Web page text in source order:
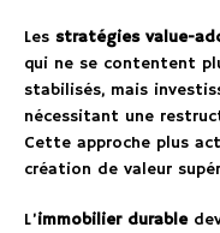
Les stratégies value-
qui ne se contentent
stabilisés, mais
nécessitant une
Cette approche plus
création de valeur
L’immobilier durable